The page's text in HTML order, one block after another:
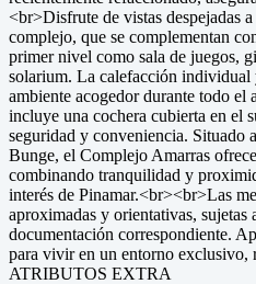
<br>Disfrute de vistas despejadas
complejo, que se complementan
primer nivel como sala de juegos,
solarium. La calefacción individual
ambiente acogedor durante todo
incluye una cochera cubierta en el
seguridad y conveniencia. Situado
Bunge, el Complejo Amarras
combinando tranquilidad y
interés de Pinamar.<br><br>Las
aproximadas y orientativas, sujetas
documentación correspondiente.
para vivir en un entorno exclusivo,
ATRIBUTOS EXTRA